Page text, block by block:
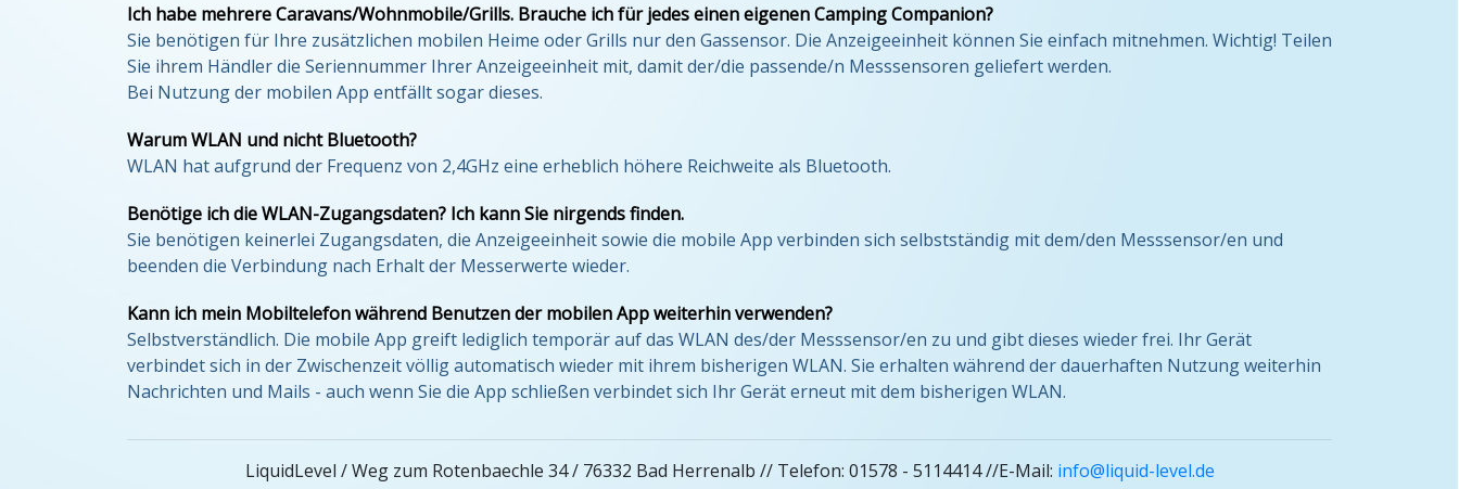
Ich habe mehrere Caravans/Wohnmobile/Grills. Brauche ich für jedes einen eigenen Camping Companion?
Sie benötigen für Ihre zusätzlichen mobilen Heime oder Grills nur den Gassensor. Die Anzeigeeinheit können Sie einfach mitnehmen. Wichtig! Teilen
Sie ihrem Händler die Seriennummer Ihrer Anzeigeeinheit mit, damit der/die passende/n Messsensoren geliefert werden.
Bei Nutzung der mobilen App entfällt sogar dieses.
Warum WLAN und nicht Bluetooth?
WLAN hat aufgrund der Frequenz von 2,4GHz eine erheblich höhere Reichweite als Bluetooth.
Benötige ich die WLAN-Zugangsdaten? Ich kann Sie nirgends finden.
Sie benötigen keinerlei Zugangsdaten, die Anzeigeeinheit sowie die mobile App verbinden sich selbstständig mit dem/den Messsensor/en und
beenden die Verbindung nach Erhalt der Messerwerte wieder.
Kann ich mein Mobiltelefon während Benutzen der mobilen App weiterhin verwenden?
Selbstverständlich. Die mobile App greift lediglich temporär auf das WLAN des/der Messsensor/en zu und gibt dieses wieder frei. Ihr Gerät
verbindet sich in der Zwischenzeit völlig automatisch wieder mit ihrem bisherigen WLAN. Sie erhalten während der dauerhaften Nutzung weiterhin
Nachrichten und Mails - auch wenn Sie die App schließen verbindet sich Ihr Gerät erneut mit dem bisherigen WLAN.
LiquidLevel / Weg zum Rotenbaechle 34 / 76332 Bad Herrenalb // Telefon: 01578 - 5114414 //E-Mail: info@liquid-level.de